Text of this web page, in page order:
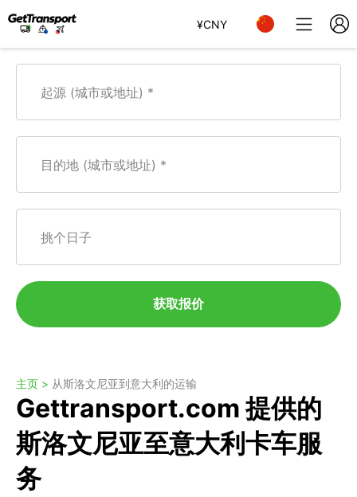
¥CNY
起源 (城市或地址)
目的地 (城市或地址)
挑个日子
获取报价
主页 > 从斯洛文尼亚到意大利的运输
Gettransport.com 提供的
斯洛文尼亚至意大利卡车服
务